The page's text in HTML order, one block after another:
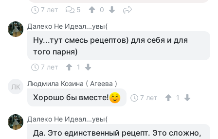
7 лет 5
0
Далеко Не Идеал...увы(
Ну...тут смесь рецептов) для себя и для
того парня)
7 лет 1
ЛК Людмила Козина ( Агеева )
Хорошо бы вместе! 7 лет 1
Далеко Не Идеал...увы(
Да. Это единственный рецепт. Это сложно,